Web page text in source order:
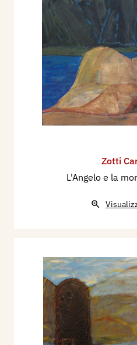
Zotti
L'Angelo e la